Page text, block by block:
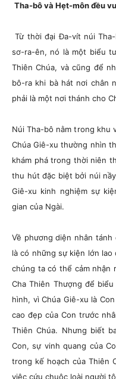
Tha-bô và Hẹt-môn đều
Từ thời đại Đa-vít núi
sơ-ra-ên, nó là một biểu
Thiên Chúa, và cũng để
bô-ra khi bà hát nơi chân
phải là một nơi thánh cho
Núi Tha-bô nằm trong khu
Chúa Giê-xu thường nhìn
khám phá trong thời niên
thu hút đặc biệt bởi núi
Giê-xu kinh nghiệm sự
gian của Ngài.
Về phương diện nhân
là có những sự kiện lớn
chúng ta có thể cảm nhận
Cha Thiên Thượng để
hình, vì Chúa Giê-xu là
cao đẹp của Con trước
Thiên Chúa. Nhưng biết
Con, sự vinh quang của
trong kế hoạch của Thiên
việc cứu chuộc loài người